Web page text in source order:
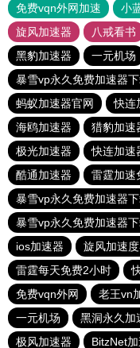
免费vqn外网加速
小
旋风加速器
八戒看书
黑豹加速器
一元机场
暴雪vp永久免费加速器
蚂蚁加速器官网
快连
海鸥加速器
猎豹加速
极光加速器
快连加速
酷通加速器
雷霆加速
暴雪vp永久免费加速器
暴雪vp永久免费加速器
ios加速器
旋风加速
雷霆每天免费2小时
免费vqn外网
老王vn
一元机场
黑洞永久加
极风加速器
BitzNet